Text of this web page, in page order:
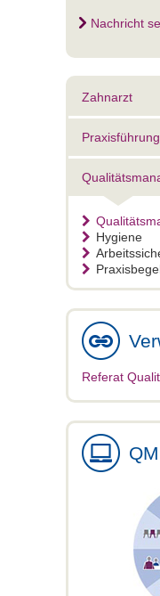
Nachricht
Zahnarzt
Praxisführung
Hygiene
Referat